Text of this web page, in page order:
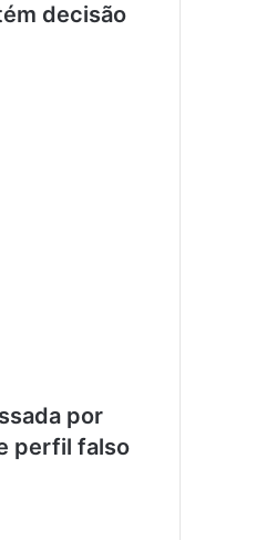
decisão
por
perfil falso